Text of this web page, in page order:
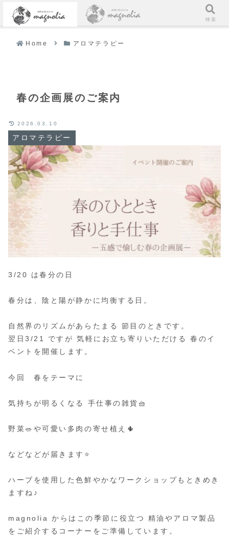
Home アロマテラピー
春の企画展のご案内
アロマテラピー
2026.03.10
3/20 は春分の日
春分は、陰と陽が静かに均衡する日。
自然界のリズムがあらたまる 節目のときです。
翌日3/21 ですが 気軽にお立ち寄りいただける 春のイ
ベントを開催します。
今回 春をテーマに
気持ちが明るくなる 手仕事の雑貨🧺
野菜🥗や可愛い多肉の寄せ植え🌵
などなどが届きます⭐
ハーブを使用した色鮮やかなワークショップもときめき
ますね♪
magnolia からはこの季節に役立つ 精油やアロマ製品
をご紹介するコーナーをご準備しています。
メニュー 検索